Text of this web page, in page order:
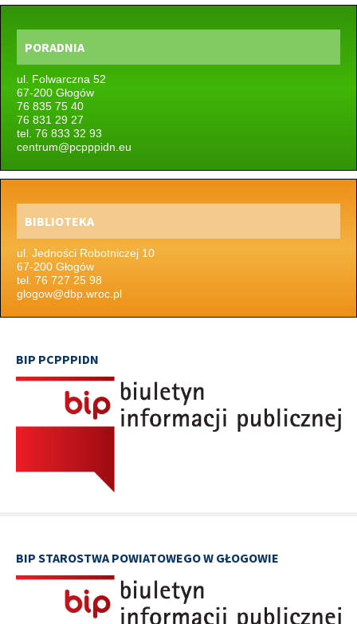
PORADNIA
ul. Folwarczna 52
67-200 Głogów
76 835 75 40
76 831 29 27
tel. 76 833 32 93
centrum@pcpppidn.eu
BIBLIOTEKA
ul. Jedności Robotniczej 10
67-200 Głogów
tel. 76 727 25 98
glogow@dbp.wroc.pl
BIP PCPPPIDN
BIP STAROSTWA POWIATOWEGO W GŁOGOWIE